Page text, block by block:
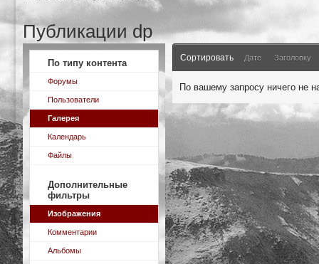
Публикации dp
По типу контента
Форумы
Пользователи
Галерея
Календарь
Файлы
Дополнительные
фильтры
Изображения
Комментарии
Альбомы
Сортировать Дате Заголовку
По вашему запросу ничего не